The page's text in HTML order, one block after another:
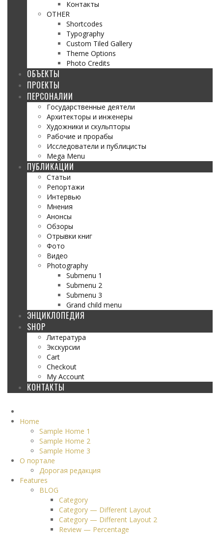
Контакты
OTHER
Shortcodes
Typography
Custom Tiled Gallery
Theme Options
Photo Credits
ОБЪЕКТЫ
ПРОЕКТЫ
ПЕРСОНАЛИИ
Государственные деятели
Архитекторы и инженеры
Художники и скульпторы
Рабочие и прорабы
Исследователи и публицисты
Mega Menu
ПУБЛИКАЦИИ
Статьи
Репортажи
Интервью
Мнения
Анонсы
Обзоры
Отрывки книг
Фото
Видео
Photography
Submenu 1
Submenu 2
Submenu 3
Grand child menu
ЭНЦИКЛОПЕДИЯ
SHOP
Литература
Экскурсии
Cart
Checkout
My Account
КОНТАКТЫ
Home
Sample Home 1
Sample Home 2
Sample Home 3
О портале
Дорогая редакция
Features
BLOG
Category
Category — Different Layout
Category — Different Layout 2
Review — Percentage